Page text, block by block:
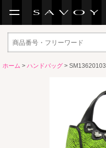
ホーム > ハンドバッグ > SM13620103